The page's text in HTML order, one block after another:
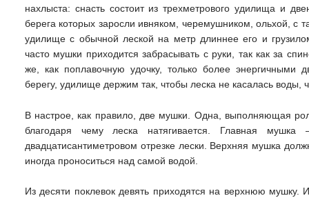
нахлыста: снасть состоит из трехметрового удилища и
берега которых заросли ивняком, черемушником, ольхой, с
удилище с обычной леской на метр длиннее его и
часто мушки приходится забрасывать с руки, так как за
же, как поплавочную удочку, только более
берегу, удилище держим так, чтобы леска не касалась воды,
В настрое, как правило, две мушки. Одна, выполняющая
благодаря чему леска натягивается. Главная
двадцатисантиметровом отрезке лески. Верхняя мушка
иногда проноситься над самой водой.
Из десяти поклевок девять приходятся на верхнюю